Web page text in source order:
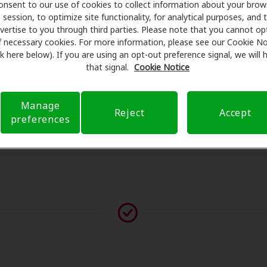
to our use of cookies to collect information about your
session, to optimize site functionality, for analytical purposes, and
to you through third parties. Please note that you cannot
necessary cookies. For more information, please see our Cookie
here below). If you are using an opt-out preference signal, we will
that signal. Cookie Notice
Manage
preferences
Reject Accept
especiales en audífonos y atención auditiva.
con profesionales licenciados para evaluaciones,
en Acadia Hearing Center, Amplifon Hearing Health
sus gastos de bolsillo y de presentar una
de atención auditiva y liberarlo de preocupaciones con
el seguro y con opciones de pago flexibles cuando
contáctenos si no aparece ningún proveedor en esta